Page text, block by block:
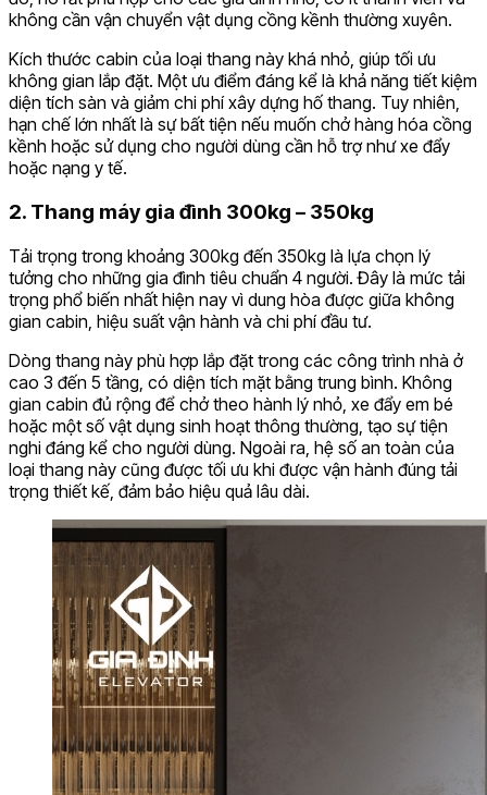
không cần vận chuyển vật dụng cồng kềnh thường xuyên.
Kích thước cabin của loại thang này khá nhỏ, giúp tối ưu
không gian lắp đặt. Một ưu điểm đáng kể là khả năng tiết kiệm
diện tích sàn và giảm chi phí xây dựng hố thang. Tuy nhiên,
hạn chế lớn nhất là sự bất tiện nếu muốn chở hàng hóa cồng
kềnh hoặc sử dụng cho người dùng cần hỗ trợ như xe đẩy
hoặc nạng y tế.
2. Thang máy gia đình 300kg – 350kg
Tải trọng trong khoảng 300kg đến 350kg là lựa chọn lý
tưởng cho những gia đình tiêu chuẩn 4 người. Đây là mức tải
trọng phổ biến nhất hiện nay vì dung hòa được giữa không
gian cabin, hiệu suất vận hành và chi phí đầu tư.
Dòng thang này phù hợp lắp đặt trong các công trình nhà ở
cao 3 đến 5 tầng, có diện tích mặt bằng trung bình. Không
gian cabin đủ rộng để chở theo hành lý nhỏ, xe đẩy em bé
hoặc một số vật dụng sinh hoạt thông thường, tạo sự tiện
nghi đáng kể cho người dùng. Ngoài ra, hệ số an toàn của
loại thang này cũng được tối ưu khi được vận hành đúng tải
trọng thiết kế, đảm bảo hiệu quả lâu dài.